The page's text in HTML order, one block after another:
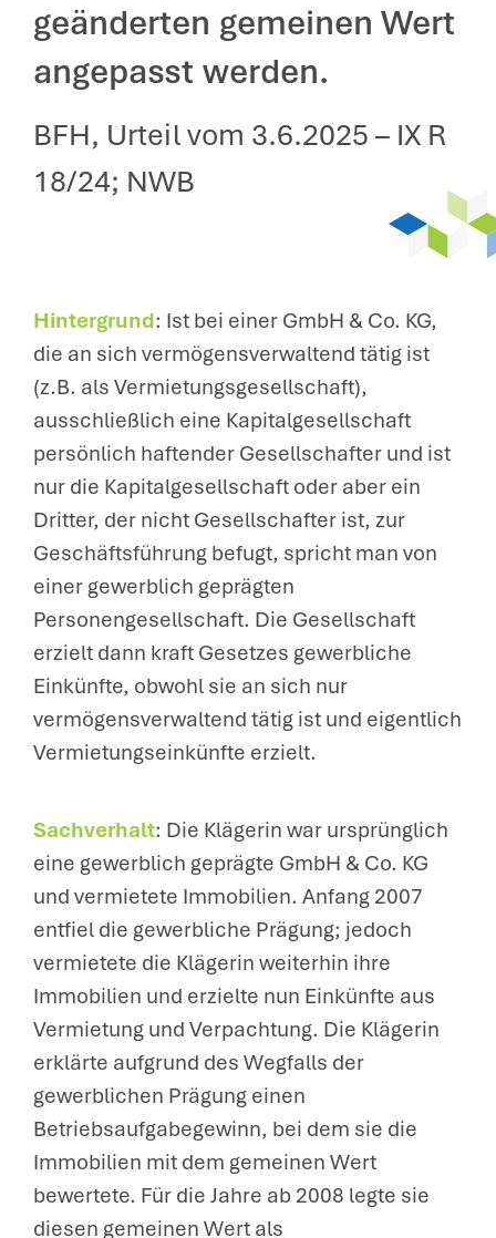
geänderten gemeinen Wert
angepasst werden.
BFH, Urteil vom 3.6.2025 – IX R
18/24; NWB
Hintergrund: Ist bei einer GmbH & Co. KG,
die an sich vermögensverwaltend tätig ist
(z.B. als Vermietungsgesellschaft),
ausschließlich eine Kapitalgesellschaft
persönlich haftender Gesellschafter und ist
nur die Kapitalgesellschaft oder aber ein
Dritter, der nicht Gesellschafter ist, zur
Geschäftsführung befugt, spricht man von
einer gewerblich geprägten
Personengesellschaft. Die Gesellschaft
erzielt dann kraft Gesetzes gewerbliche
Einkünfte, obwohl sie an sich nur
vermögensverwaltend tätig ist und eigentlich
Vermietungseinkünfte erzielt.
Sachverhalt: Die Klägerin war ursprünglich
eine gewerblich geprägte GmbH & Co. KG
und vermietete Immobilien. Anfang 2007
entfiel die gewerbliche Prägung; jedoch
vermietete die Klägerin weiterhin ihre
Immobilien und erzielte nun Einkünfte aus
Vermietung und Verpachtung. Die Klägerin
erklärte aufgrund des Wegfalls der
gewerblichen Prägung einen
Betriebsaufgabegewinn, bei dem sie die
Immobilien mit dem gemeinen Wert
bewertete. Für die Jahre ab 2008 legte sie
diesen gemeinen Wert als